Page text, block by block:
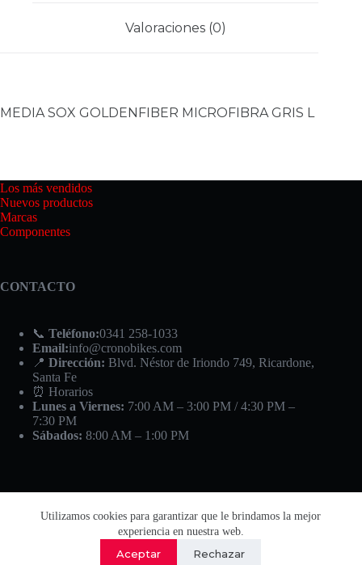
Utilizamos cookies para garantizar que le brindamos la mejor
experiencia en nuestra web.
Aceptar Rechazar
Valoraciones (0)
MEDIA SOX GOLDENFIBER MICROFIBRA GRIS L
Los más vendidos
Nuevos productos
Marcas
Componentes
CONTACTO
📞 Teléfono:0341 258-1033
Email:info@cronobikes.com
📍 Dirección: Blvd. Néstor de Iriondo 749, Ricardone,
Santa Fe
⏰ Horarios
Lunes a Viernes: 7:00 AM – 3:00 PM / 4:30 PM –
7:30 PM
Sábados: 8:00 AM – 1:00 PM